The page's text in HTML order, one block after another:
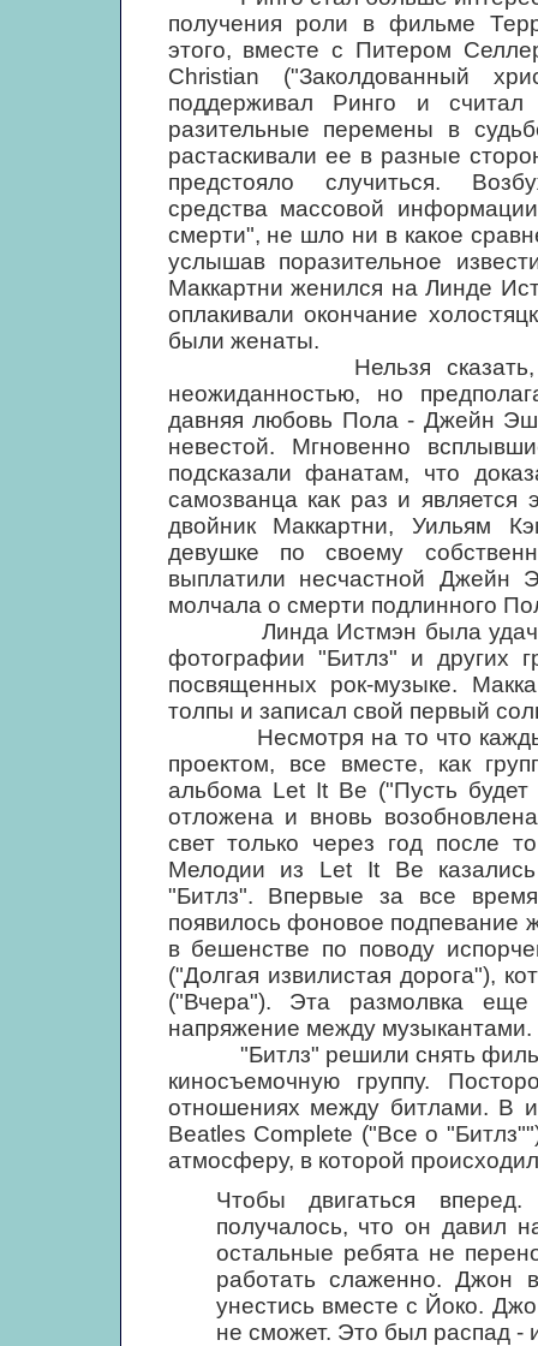
получения роли в фильме
этого, вместе с Питером
Christian ("Заколдованный
поддерживал Ринго и
разительные перемены в
растаскивали ее в разные
предстояло случиться.
средства массовой
смерти", не шло ни в какое
услышав поразительное
Маккартни женился на Линде
оплакивали окончание
были женаты.
Нельзя сказать, что
неожиданностью, но
давняя любовь Пола - Джейн
невестой. Мгновенно
подсказали фанатам, что
самозванца как раз и является
двойник Маккартни, Уильям
девушке по своему
выплатили несчастной Джейн
молчала о смерти подлинного
Линда Истмэн была
фотографии "Битлз" и других
посвященных рок-музыке.
толпы и записал свой первый
Несмотря на то что каждый
проектом, все вместе, как
альбома Let It Be ("Пусть
отложена и вновь
свет только через год после
Мелодии из Let It Be
"Битлз". Впервые за все
появилось фоновое подпевание
в бешенстве по поводу
("Долгая извилистая дорога"),
("Вчера"). Эта размолвка
напряжение между музыкантами.
"Битлз" решили снять фильм
киносъемочную группу.
отношениях между битлами. В
Beatles Complete ("Все о
атмосферу, в которой
Чтобы двигаться
получалось, что он давил
остальные ребята не
работать слаженно. Джон
унестись вместе с Йоко.
не сможет. Это был распад -